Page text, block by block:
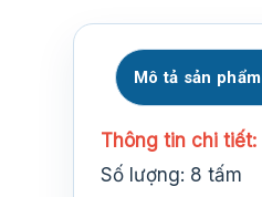
Mô tả sản phẩm
Thông tin chi tiết:
Số lượng: 8 tấm